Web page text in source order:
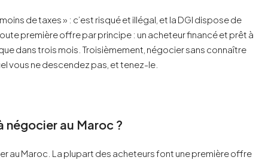
de taxes » : c’est risqué et illégal, et la DGI dispose de
première offre par principe : un acheteur financé et prêt à
dans trois mois. Troisièmement, négocier sans connaître
vous ne descendez pas, et tenez-le.
négocier au Maroc ?
au Maroc. La plupart des acheteurs font une première offre